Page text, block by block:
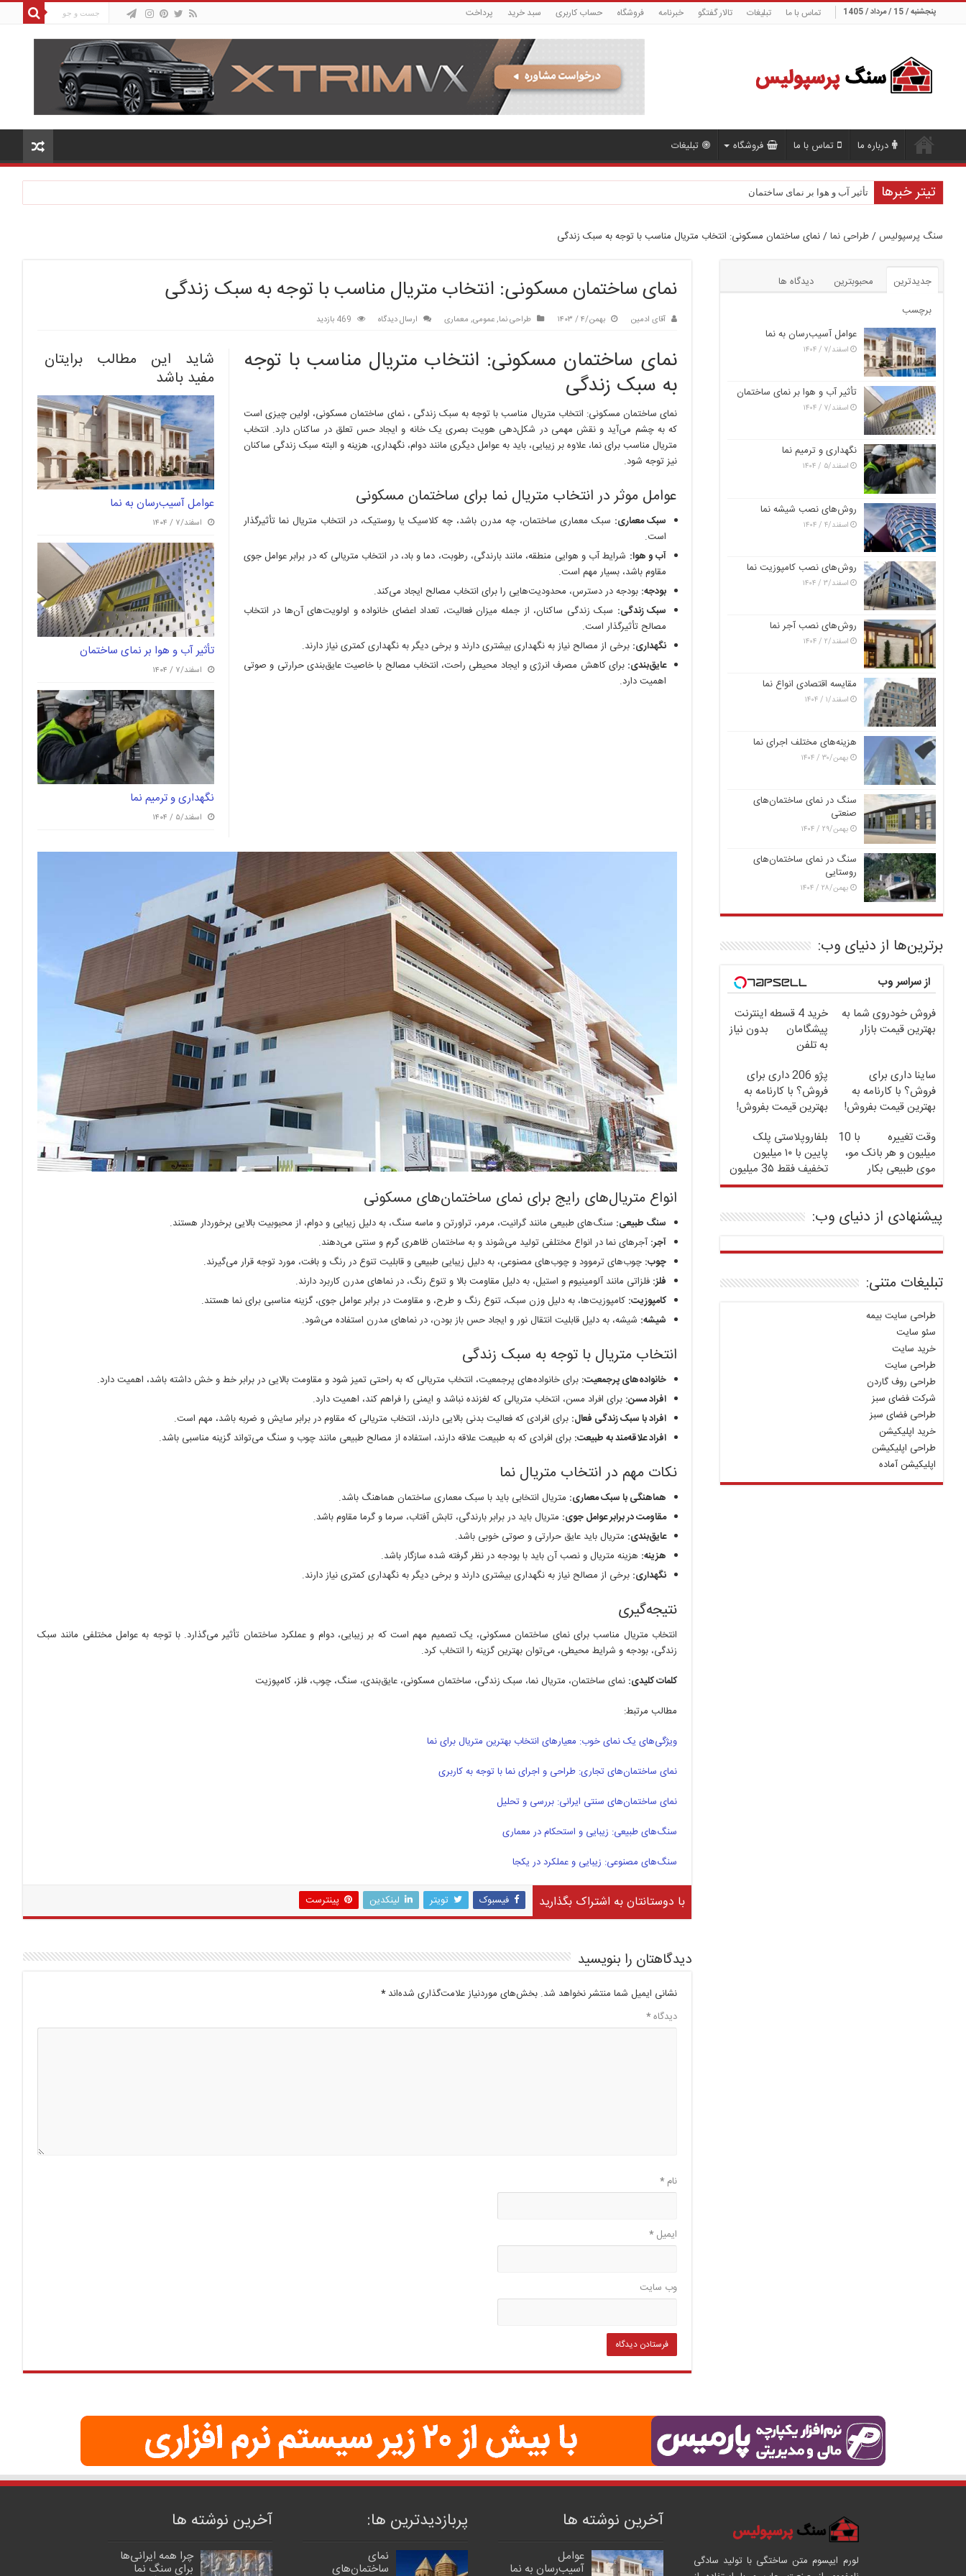
پنجشنبه / 15 / مرداد / 1405 تماس با ما تبلیغات تالار گفتگو خبرنامه فروشگاه حساب کاربری سبد خرید پرداخت
درباره ما تماس با ما فروشگاه تبلیغات
تیتر خبرها تأثیر آب و هوا بر نمای ساختمان
سنگ پرسپولیس/طراحی نما/نمای ساختمان مسکونی: انتخاب متریال مناسب با توجه به سبک زندگی
نمای ساختمان مسکونی: انتخاب متریال مناسب با توجه به سبک زندگی
آقای ادمین بهمن/۴ / ۱۴۰۳ طراحی نما,عمومی, معماری ارسال دیدگاه 469 بازدید
شاید این مطالب برایتان
مفید باشد
عوامل آسیب‌رسان به نما
اسفند/۷ / ۱۴۰۴
تأثیر آب و هوا بر نمای ساختمان
اسفند/۷ / ۱۴۰۴
نگهداری و ترمیم نما
اسفند/۵ / ۱۴۰۴
نمای ساختمان مسکونی: انتخاب متریال مناسب با توجه
به سبک زندگی
نمای ساختمان مسکونی: انتخاب متریال مناسب با توجه به سبک زندگی ، نمای ساختمان مسکونی، اولین چیزی است
که به چشم می‌آید و نقش مهمی در شکل‌دهی هویت بصری یک خانه و ایجاد حس تعلق در ساکنان دارد. انتخاب
متریال مناسب برای نما، علاوه بر زیبایی، باید به عوامل دیگری مانند دوام، نگهداری، هزینه و البته سبک زندگی ساکنان
نیز توجه شود.
عوامل موثر در انتخاب متریال نما برای ساختمان مسکونی
سبک معماری: سبک معماری ساختمان، چه مدرن باشد، چه کلاسیک یا روستیک، در انتخاب متریال نما تأثیرگذار
است.
آب و هوا: شرایط آب و هوایی منطقه، مانند بارندگی، رطوبت، دما و باد، در انتخاب متریالی که در برابر عوامل جوی
مقاوم باشد، بسیار مهم است.
بودجه: بودجه در دسترس، محدودیت‌هایی را برای انتخاب مصالح ایجاد می‌کند.
سبک زندگی: سبک زندگی ساکنان، از جمله میزان فعالیت، تعداد اعضای خانواده و اولویت‌های آن‌ها در انتخاب
مصالح تأثیرگذار است.
نگهداری: برخی از مصالح نیاز به نگهداری بیشتری دارند و برخی دیگر به نگهداری کمتری نیاز دارند.
عایق‌بندی: برای کاهش مصرف انرژی و ایجاد محیطی راحت، انتخاب مصالح با خاصیت عایق‌بندی حرارتی و صوتی
اهمیت دارد.
انواع متریال‌های رایج برای نمای ساختمان‌های مسکونی
سنگ طبیعی: سنگ‌های طبیعی مانند گرانیت، مرمر، تراورتن و ماسه سنگ، به دلیل زیبایی و دوام، از محبوبیت بالایی برخوردار هستند.
آجر: آجرهای نما در انواع مختلفی تولید می‌شوند و به ساختمان ظاهری گرم و سنتی می‌دهند.
چوب: چوب‌های ترموود و چوب‌های مصنوعی، به دلیل زیبایی طبیعی و قابلیت تنوع در رنگ و بافت، مورد توجه قرار می‌گیرند.
فلز: فلزاتی مانند آلومینیوم و استیل، به دلیل مقاومت بالا و تنوع رنگ، در نماهای مدرن کاربرد دارند.
کامپوزیت: کامپوزیت‌ها، به دلیل وزن سبک، تنوع رنگ و طرح، و مقاومت در برابر عوامل جوی، گزینه مناسبی برای نما هستند.
شیشه: شیشه، به دلیل قابلیت انتقال نور و ایجاد حس باز بودن، در نماهای مدرن استفاده می‌شود.
انتخاب متریال با توجه به سبک زندگی
خانواده‌های پرجمعیت: برای خانواده‌های پرجمعیت، انتخاب متریالی که به راحتی تمیز شود و مقاومت بالایی در برابر خط و خش داشته باشد، اهمیت دارد.
افراد مسن: برای افراد مسن، انتخاب متریالی که لغزنده نباشد و ایمنی را فراهم کند، اهمیت دارد.
افراد با سبک زندگی فعال: برای افرادی که فعالیت بدنی بالایی دارند، انتخاب متریالی که مقاوم در برابر سایش و ضربه باشد، مهم است.
افراد علاقه‌مند به طبیعت: برای افرادی که به طبیعت علاقه دارند، استفاده از مصالح طبیعی مانند چوب و سنگ می‌تواند گزینه مناسبی باشد.
نکات مهم در انتخاب متریال نما
هماهنگی با سبک معماری: متریال انتخابی باید با سبک معماری ساختمان هماهنگ باشد.
مقاومت در برابر عوامل جوی: متریال باید در برابر بارندگی، تابش آفتاب، سرما و گرما مقاوم باشد.
عایق‌بندی: متریال باید عایق حرارتی و صوتی خوبی باشد.
هزینه: هزینه متریال و نصب آن باید با بودجه در نظر گرفته شده سازگار باشد.
نگهداری: برخی از مصالح نیاز به نگهداری بیشتری دارند و برخی دیگر به نگهداری کمتری نیاز دارند.
نتیجه‌گیری
انتخاب متریال مناسب برای نمای ساختمان مسکونی، یک تصمیم مهم است که بر زیبایی، دوام و عملکرد ساختمان تأثیر می‌گذارد. با توجه به عوامل مختلفی مانند سبک
زندگی، بودجه و شرایط محیطی، می‌توان بهترین گزینه را انتخاب کرد.
کلمات کلیدی: نمای ساختمان، متریال نما، سبک زندگی، ساختمان مسکونی، عایق‌بندی، سنگ، چوب، فلز، کامپوزیت
مطالب مرتبط:
ویژگی‌های یک نمای خوب: معیارهای انتخاب بهترین متریال برای نما
نمای ساختمان‌های تجاری: طراحی و اجرای نما با توجه به کاربری
نمای ساختمان‌های سنتی ایرانی: بررسی و تحلیل
سنگ‌های طبیعی: زیبایی و استحکام در معماری
سنگ‌های مصنوعی: زیبایی و عملکرد در یکجا
با دوستانتان به اشتراک بگذارید فیسبوک تویتر لینکدین پینترست
دیدگاهتان را بنویسید
نشانی ایمیل شما منتشر نخواهد شد. بخش‌های موردنیاز علامت‌گذاری شده‌اند*
دیدگاه*
نام*
ایمیل*
وب‌ سایت
جدیدترین محبوبترین
دیدگاه ها
برچسب
عوامل آسیب‌رسان به نما
اسفند/۷ / ۱۴۰۴
تأثیر آب و هوا بر نمای ساختمان
اسفند/۷ / ۱۴۰۴
نگهداری و ترمیم نما
اسفند/۵ / ۱۴۰۴
روش‌های نصب شیشه نما
اسفند/۴ / ۱۴۰۴
روش‌های نصب کامپوزیت نما
اسفند/۳ / ۱۴۰۴
روش‌های نصب آجر نما
اسفند/۲ / ۱۴۰۴
مقایسه اقتصادی انواع نما
اسفند/۱ / ۱۴۰۴
هزینه‌های مختلف اجرای نما
بهمن/۳۰ / ۱۴۰۴
سنگ در نمای ساختمان‌های
صنعتی
بهمن/۲۹ / ۱۴۰۴
سنگ در نمای ساختمان‌های
روستایی
بهمن/۲۸ / ۱۴۰۴
برترین‌ها از دنیای وب:
از سراسر وب
فروش خودروی شما به
بهترین قیمت بازار
خرید 4 قسطه اینترنت
پیشگامان
بدون نیاز
به تلفن
ساینا داری برای
فروش؟ با کارنامه به
بهترین قیمت بفروش!
پژو 206 داری برای
فروش؟ با کارنامه به
بهترین قیمت بفروش!
وقت تغییره
با 10
میلیون و هر بانک مو،
موی طبیعی بکار
بلفاروپلاستی پلک
پایین با ۱۰ میلیون
تخفیف فقط 3۵ میلیون
پیشنهادی از دنیای وب:
تبلیغات متنی:
طراحی سایت بیمه
سئو سایت
خرید سایت
طراحی سایت
طراحی روف گاردن
شرکت فضای سبز
طراحی فضای سبز
خرید اپلیکیشن
طراحی اپلیکیشن
اپلیکیشن آماده
لورم ایپسوم متن ساختگی با تولید سادگی
آخرین نوشته ها
عوامل
آسیب‌رسان به نما
پربازدیدترین‌ ها:
نمای
ساختمان‌های
آخرین نوشته ها
چرا همه ایرانی‌ها
برای سنگ نما